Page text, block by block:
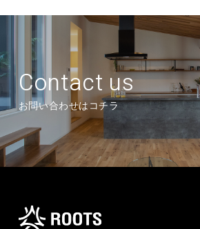
Contact us
お問い合わせはコチラ